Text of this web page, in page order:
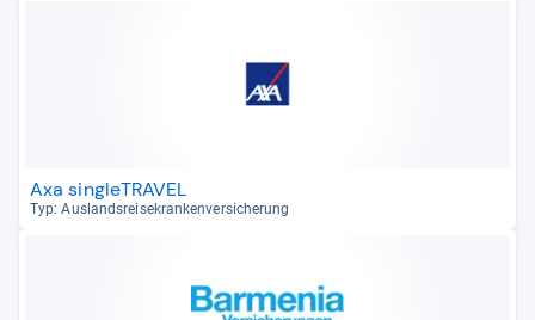
Axa singleTRAVEL
Typ: Aus­lands­rei­se­kran­ken­ver­si­che­rung